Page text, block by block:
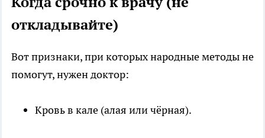
откладывайте)
Вот признаки, при которых народные методы не
помогут, нужен доктор:
Кровь в кале (алая или чёрная).